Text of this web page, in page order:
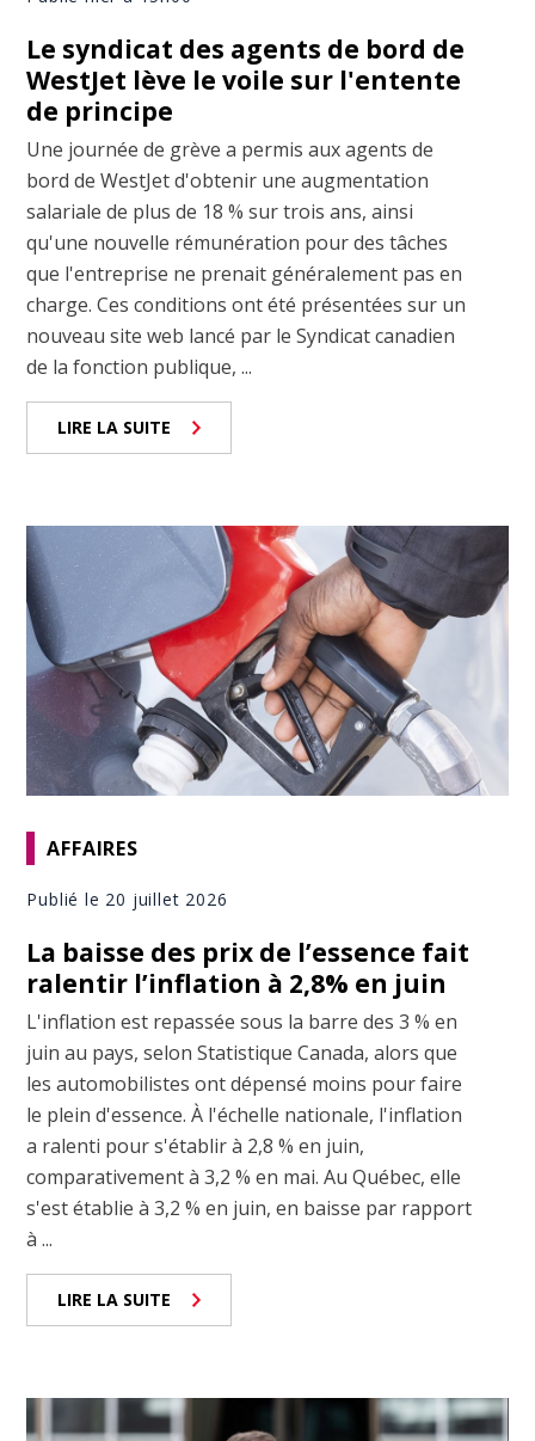
Le syndicat des agents de bord de
WestJet lève le voile sur l'entente
de principe
Une journée de grève a permis aux agents de
bord de WestJet d'obtenir une augmentation
salariale de plus de 18 % sur trois ans, ainsi
qu'une nouvelle rémunération pour des tâches
que l'entreprise ne prenait généralement pas en
charge. Ces conditions ont été présentées sur un
nouveau site web lancé par le Syndicat canadien
de la fonction publique, ...
LIRE LA SUITE
AFFAIRES
Publié le 20 juillet 2026
La baisse des prix de l’essence fait
ralentir l’inflation à 2,8% en juin
L'inflation est repassée sous la barre des 3 % en
juin au pays, selon Statistique Canada, alors que
les automobilistes ont dépensé moins pour faire
le plein d'essence. À l'échelle nationale, l'inflation
a ralenti pour s'établir à 2,8 % en juin,
comparativement à 3,2 % en mai. Au Québec, elle
s'est établie à 3,2 % en juin, en baisse par rapport
à ...
LIRE LA SUITE